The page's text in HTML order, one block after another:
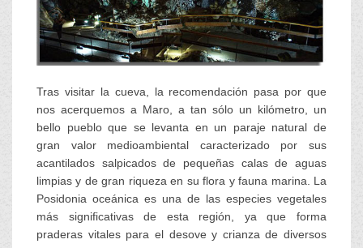
Tras visitar la cueva, la recomendación pasa por que
nos acerquemos a Maro, a tan sólo un kilómetro, un
bello pueblo que se levanta en un paraje natural de
gran valor medioambiental caracterizado por sus
acantilados salpicados de pequeñas calas de aguas
limpias y de gran riqueza en su flora y fauna marina. La
Posidonia oceánica es una de las especies vegetales
más significativas de esta región, ya que forma
praderas vitales para el desove y crianza de diversos